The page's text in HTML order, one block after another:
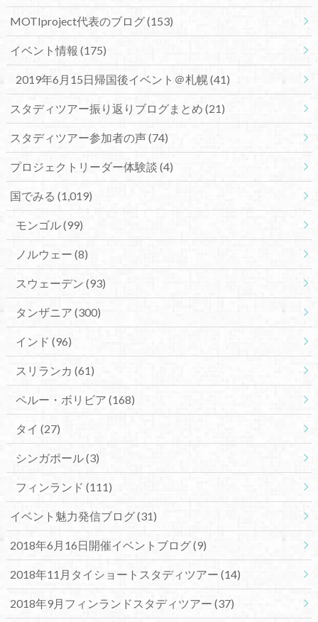
MOTIproject代表のブログ(153)
イベント情報 (175)
2019年6月15日帰国後イベント＠札幌(41)
スタディツアー振り返りブログまとめ (21)
スタディツアー参加者の声(74)
プロジェクトリーダー体験談 (4)
国でみる (1,019)
モンゴル(99)
ノルウェー (8)
スウェーデン (93)
タンザニア (300)
インド (96)
スリランカ (61)
ペルー・ボリビア (168)
タイ (27)
シンガポール(3)
フィンランド (111)
イベント魅力発信ブログ(31)
2018年6月16日開催イベントブログ(9)
2018年11月タイショートスタディツアー (14)
2018年9月フィンランドスタディツアー (37)